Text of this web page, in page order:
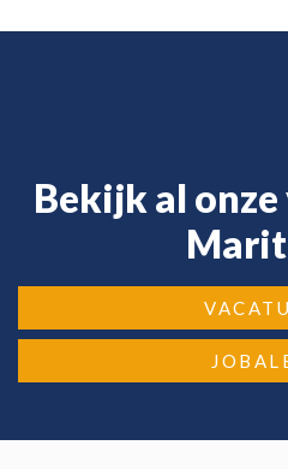
Bekijk al